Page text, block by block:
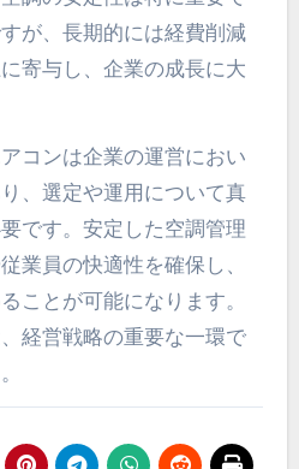
が、長期的には経費削減
寄与し、企業の成長に大
コンは企業の運営におい
、選定や運用について真
です。安定した空調管理
業員の快適性を確保し、
ことが可能になります。
経営戦略の重要な一環で